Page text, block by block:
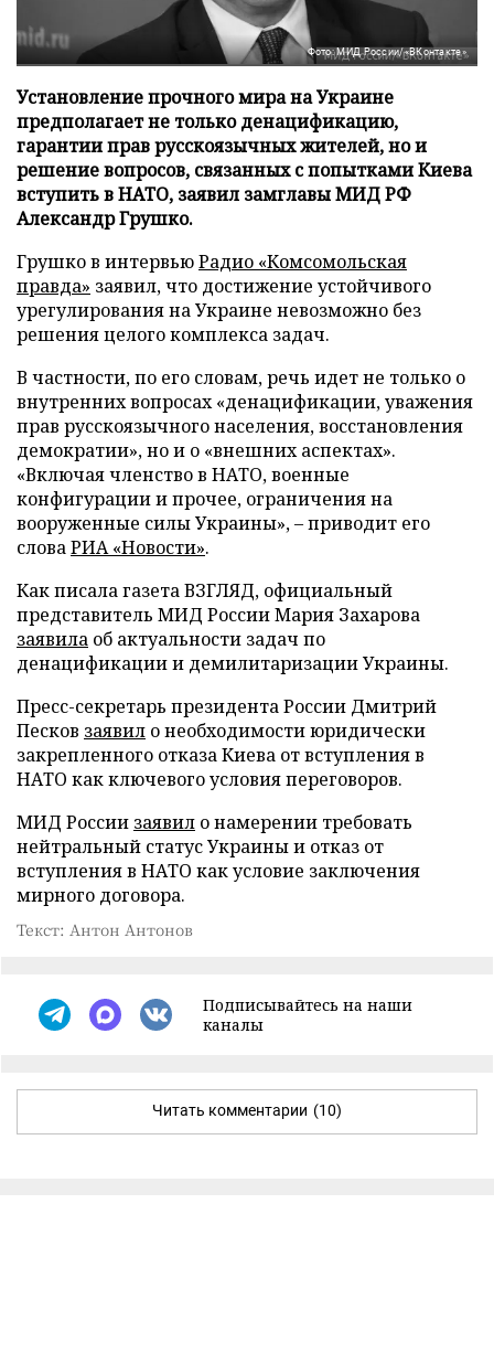
Фото: МИД России/«ВКонтакте»
Установление прочного мира на Украине
предполагает не только денацификацию,
гарантии прав русскоязычных жителей, но и
решение вопросов, связанных с попытками Киева
вступить в НАТО, заявил замглавы МИД РФ
Александр Грушко.
Грушко в интервьюРадио «Комсомольская
правда» заявил, что достижение устойчивого
урегулирования на Украине невозможно без
решения целого комплекса задач.
В частности, по его словам, речь идет не только о
внутренних вопросах «денацификации, уважения
прав русскоязычного населения, восстановления
демократии», но и о «внешних аспектах».
«Включая членство в НАТО, военные
конфигурации и прочее, ограничения на
вооруженные силы Украины», – приводит его
словаРИА «Новости».
Как писала газета ВЗГЛЯД, официальный
представитель МИД России Мария Захарова
заявила об актуальности задач по
денацификации и демилитаризации Украины.
Пресс-секретарь президента России Дмитрий
Песков заявил о необходимости юридически
закрепленного отказа Киева от вступления в
НАТО как ключевого условия переговоров.
МИД России заявил о намерении требовать
нейтральный статус Украины и отказ от
вступления в НАТО как условие заключения
мирного договора.
Текст: Антон Антонов
Подписывайтесь на наши
каналы
Читать комментарии (10)